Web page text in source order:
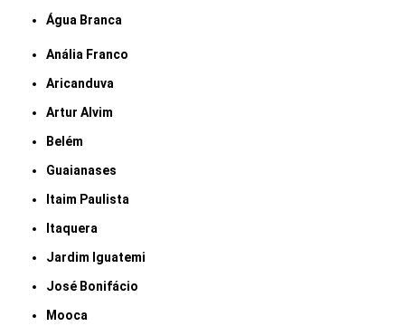
Água Branca
Anália Franco
Aricanduva
Artur Alvim
Belém
Guaianases
Itaim Paulista
Itaquera
Jardim Iguatemi
José Bonifácio
Mooca